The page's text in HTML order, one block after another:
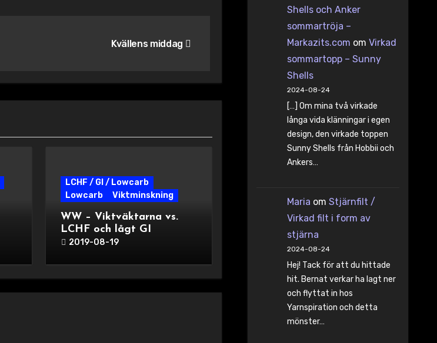
Kvällens middag
LCHF / GI / Lowcarb
Lowcarb
Viktminskning
WW – Viktväktarna vs.
LCHF och lågt GI
2019-08-19
Shells och Anker
sommartröja –
Markazits.com om Virkad
sommartopp – Sunny
Shells
2024-08-24
[…] Om mina två virkade
långa vida klänningar i egen
design, den virkade toppen
Sunny Shells från Hobbii och
Ankers…
Maria om Stjärnfilt /
Virkad filt i form av
stjärna
2024-08-24
Hej! Tack för att du hittade
hit. Bernat verkar ha lagt ner
och flyttat in hos
Yarnspiration och detta
mönster…